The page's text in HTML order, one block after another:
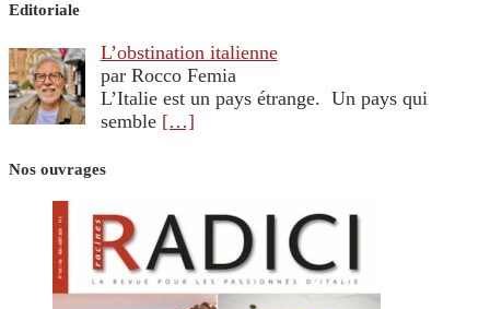
Editoriale
L’obstination italienne
par Rocco Femia
L’Italie est un pays étrange. Un pays qui
semble […]
Nos ouvrages